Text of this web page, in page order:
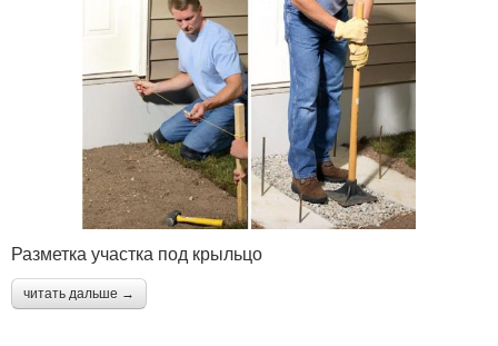
Разметка участка под крыльцо
читать дальше →